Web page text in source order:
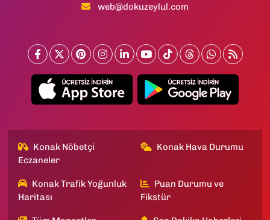
web@dokuzeylul.com
Konak Nöbetçi
Eczaneler
Konak Hava Durumu
Konak Trafik Yoğunluk
Haritası
Puan Durumu ve
Fikstür